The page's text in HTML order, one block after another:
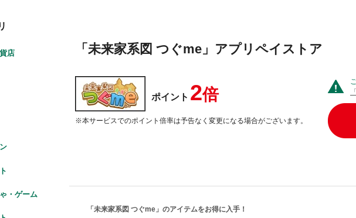
店
・ゲーム
「未来家系図 つぐme」アプリペイストア
ポイント 2倍
※本サービスでのポイント倍率は予告なく変更になる場合がございます。
「未来家系図 つぐme」のアイテムをお得に入手！